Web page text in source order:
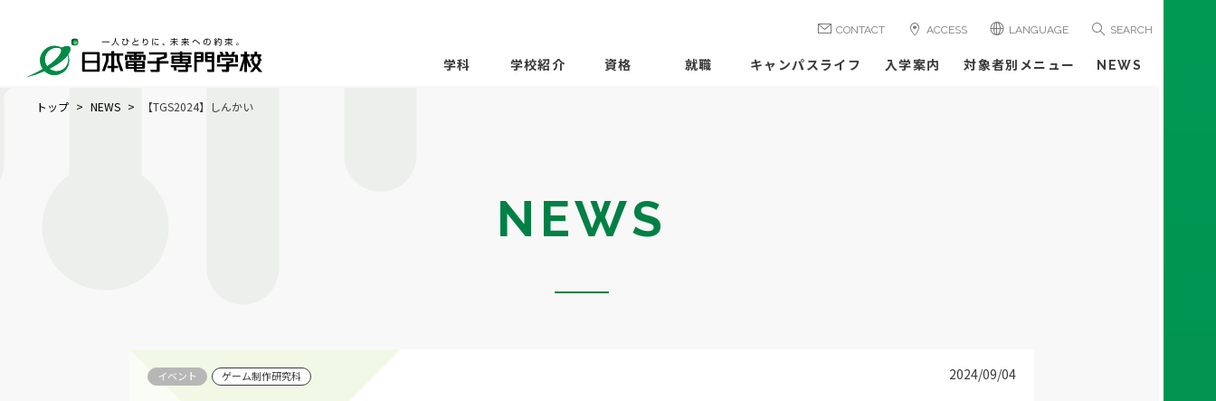
CONTACT ACCESS LANGUAGE SEARCH
学科 学校紹介 資格 就職 キャンパスライフ 入学案内 対象者別メニュー NEWS
トップ NEWS 【TGS2024】しんかい
NEWS
イベント 2024/09/04
ゲーム制作研究科